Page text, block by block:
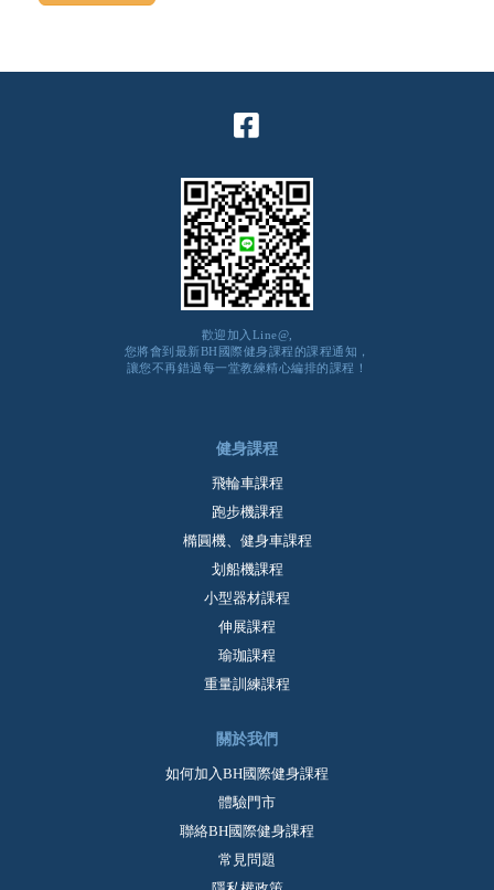
歡迎加入Line@,
您將會到最新BH國際健身課程的課程通知，
讓您不再錯過每一堂教練精心編排的課程！
健身課程
飛輪車課程
跑步機課程
橢圓機、健身車課程
划船機課程
小型器材課程
伸展課程
瑜珈課程
重量訓練課程
關於我們
如何加入BH國際健身課程
體驗門市
聯絡BH國際健身課程
常見問題